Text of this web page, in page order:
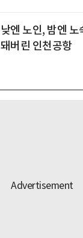
낮엔 노인, 밤엔
돼버린 인천공항